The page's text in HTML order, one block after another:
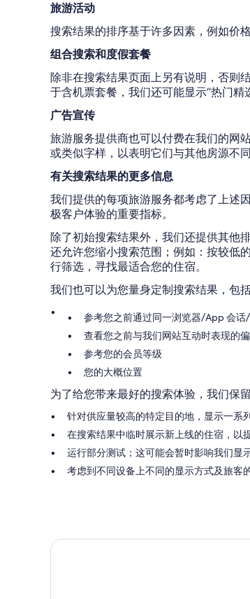
旅游活动
搜索结果的排序基于许多因素，例如价
组合搜索和度假套餐
除非在搜索结果页面上另有说明，否则
于含机票套餐，我们还可能显示“热门精
广告宣传
旅游服务提供商也可以付费在我们的网
或类似字样，以表明它们与其他房源不同
有关搜索结果的更多信息
我们提供的每项旅游服务都考虑了上述
极客户体验的重要指标。
除了初始搜索结果外，我们还提供其他
还允许您缩小搜索范围；例如：按较低
行筛选，寻找最适合您的住宿。
我们也可以为您量身定制搜索结果，包括
参考您之前通过同一浏览器/App 会
查看您之前与我们网站互动时表现的
参考您的会员等级
您的大概位置
为了给您带来最好的搜索体验，我们保
针对供应量较高的特定目的地，显示一系
在搜索结果中临时展示新上线的住宿，以
运行部分测试；这可能会暂时影响我们显
考虑到不同设备上不同的显示方式及旅客